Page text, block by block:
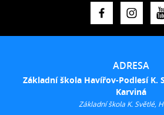
ADRESA
Základní škola Havířov-Podlesí K.
Karviná
Základní škola K. Světlé,